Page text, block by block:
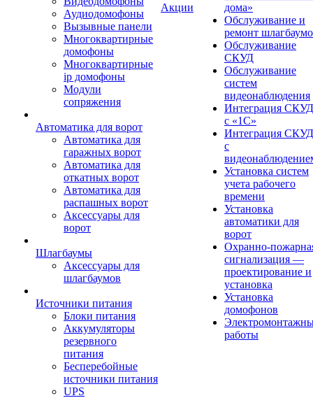
Аудиодомофоны
Вызывные панели
Многоквартирные
домофоны
Многоквартирные
ip домофоны
Модули
сопряжения
Автоматика для ворот
Автоматика для
гаражных ворот
Автоматика для
откатных ворот
Автоматика для
распашных ворот
Аксессуары для
ворот
Шлагбаумы
Аксессуары для
шлагбаумов
Источники питания
Блоки питания
Аккумуляторы
резервного
питания
Бесперебойные
источники питания
UPS
Акции
дома»
Обслуживание и
ремонт
Обслуживание
СКУД
Обслуживание
систем
видеонаблюдения
Интеграция СКУД
с «1С»
Интеграция СКУД
с
Установка систем
учета рабочего
времени
Установка
автоматики для
ворот
Охранно-
сигнализация —
проектирование и
установка
Установка
домофонов
работы